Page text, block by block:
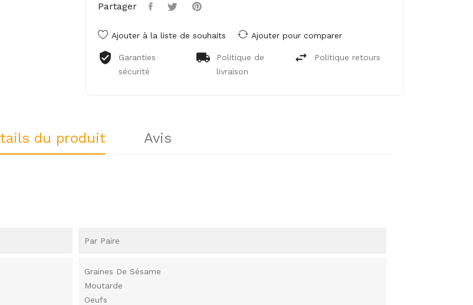
Partager
Ajouter à la liste de souhaits Ajouter pour comparer
Garanties
sécurité
Politique de
livraison
Politique retours
du produit Avis
Par Paire
Graines De Sésame
Moutarde
Oeufs